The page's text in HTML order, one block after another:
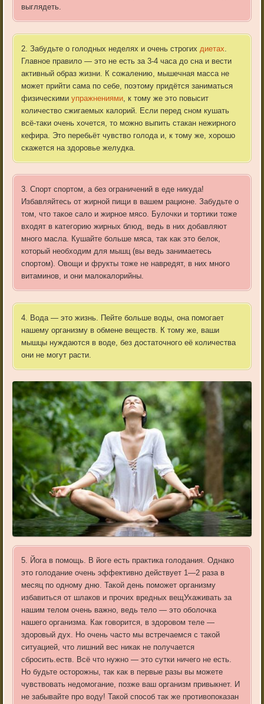
выглядеть.
2. Забудьте о голодных неделях и очень строгих диетах
Главное правило — это не есть за 3-4 часа до сна и вести
активный образ жизни. К сожалению, мышечная масса не
может прийти сама по себе, поэтому придётся заниматься
физическимиупражнениями , к тому же это повысит
количество сжигаемых калорий. Если перед сном кушать
всё-таки очень хочется, то можно выпить стакан нежирного
кефира. Это перебьёт чувство голода и, к тому же, хорошо
скажется на здоровье желудка.
3.Спорт спортом,а без ограничений в еде никуда!
Избавляйтесь от жирной пищи в вашем рационе.Забудьте о
том,что такое сало и жирное мясо. Булочки и тортики тоже
входят в категорию жирных блюд, ведь в них добавляют
много масла. Кушайте больше мяса,так как это белок,
который необходим для мышц (вы ведь занимаетесь
спортом).Овощи и фрукты тоже не навредят, в них много
витаминов, и они малокалорийны.
4. Вода —это жизнь Пейте больше воды ,она помогает
нашему организму в обмене веществ К тому же ваши
мышцы нуждаются в воде ,без достаточного её количества
они не могут расти
5. Йога в помощь. В йоге есть практика голодания.Однако
это голодание очень эффективно действует 1—2 раза в
месяц по одному дню.Такой день поможет организму
избавиться от шлаков и прочих вредных вещУхаживать за
нашим телом очень важно, ведь тело — это оболочка
нашего организма. Как говорится, в здоровом теле —
здоровый дух. Но очень часто мы встречаемся с такой
ситуацией, что лишний вес никак не получается
сбросить.еств. Всё что нужно —это сутки ничего не есть.
Но будьте осторожны,так как в первые разы вы можете
чувствовать недомогание, позже ваш организм привыкнет. И
не забывайте про воду!Такой способ так же противопоказан